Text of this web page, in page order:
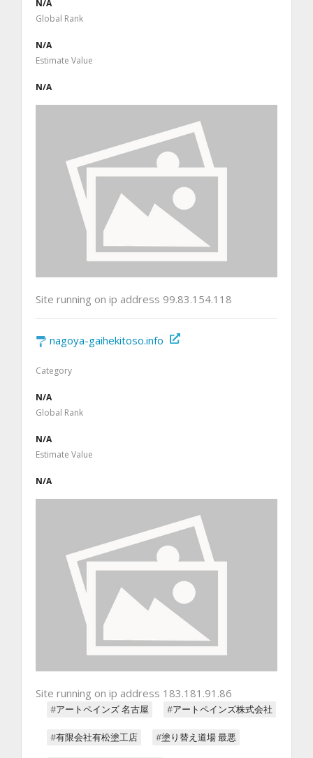
N/A
Global Rank
N/A
Estimate Value
N/A
Site running on ip address 99.83.154.118
nagoya-gaihekitoso.info
Category
N/A
Global Rank
N/A
Estimate Value
N/A
Site running on ip address 183.181.91.86
#アートペインズ 名古屋 #アートペインズ株式会社
#有限会社有松塗工店 #塗り替え道場 最悪